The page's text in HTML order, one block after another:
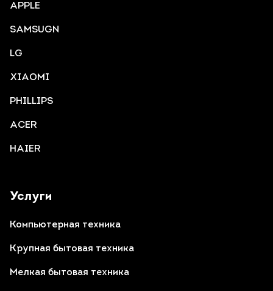
Услуги
Компьютерная техника
Крупная бытовая техника
Мелкая бытовая техника
APPLE
SAMSUGN
LG
XIAOMI
PHILLIPS
ACER
HAIER